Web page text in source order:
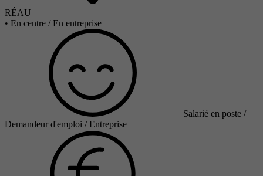
RÉAU
• En centre / En entreprise
Salarié en poste /
Demandeur d'emploi / Entreprise